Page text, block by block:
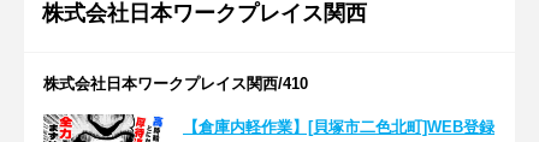
株式会社日本ワークプレイス関西
株式会社日本ワークプレイス関西/410
【倉庫内軽作業】[貝塚市二色北町]WEB登録